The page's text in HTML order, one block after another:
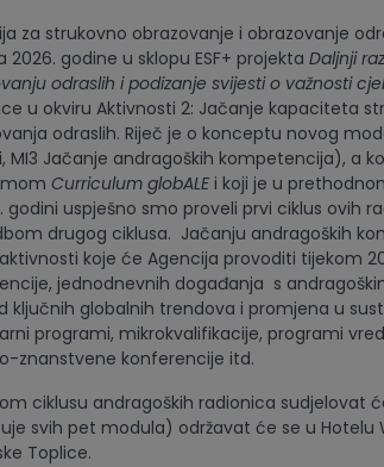
za strukovno obrazovanje i obrazovanje
2026. godine u sklopu ESF+ projekta Daljnji
odraslih i podizanje svijesti o važnosti
u okviru Aktivnosti 2: Jačanje kapaciteta
odraslih. Riječ je o konceptu novog
MI3 Jačanje andragoških kompetencija), a
Curriculum globALEi koji je u
godini uspješno smo proveli prvi ciklus ovih
drugog ciklusa. Jačanju andragoških
koje će Agencija provoditi tijekom
jednodnevnih događanja s
ključnih globalnih trendova i promjena u
programi, mikrokvalifikacije, programi
znanstvene konferencije itd.
ciklusu andragoških radionica sudjelovat
svih pet modula) održavat će se u Hotelu
Toplice.